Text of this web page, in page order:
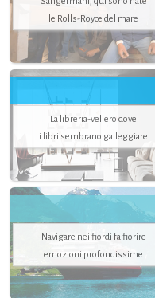
le Rolls-Royce del mare
La libreria-veliero dove
i libri sembrano galleggiare
Navigare nei fiordi fa fiorire
emozioni profondissime